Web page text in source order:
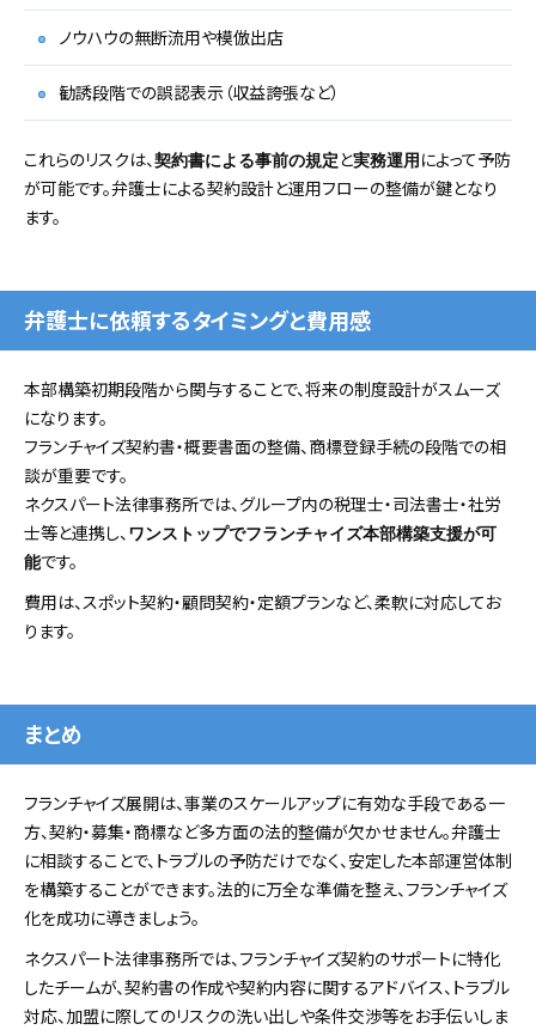
ノウハウの無断流用や模倣出店
勧誘段階での誤認表示（収益誇張など）
これらのリスクは、 契約書による事前の規定 と実務運用 によって予防
が可能です。弁護士による契約設計と運用フローの整備が鍵となり
ます。
弁護士に依頼するタイミングと費用感
本部構築初期段階から関与することで、将来の制度設計がスムーズ
になります。
フランチャイズ契約書・概要書面の整備、商標登録手続の段階での相
談が重要です。
ネクスパート法律事務所では、グループ内の税理士・司法書士・社労
士等と連携し、 ワンストップでフランチャイズ本部構築支援が可
能です。
費用は、スポット契約・顧問契約・定額プランなど、柔軟に対応してお
ります。
まとめ
フランチャイズ展開は、事業のスケールアップに有効な手段である一
方、契約・募集・商標など多方面の法的整備が欠かせません。弁護士
に相談することで、トラブルの予防だけでなく、安定した本部運営体制
を構築することができます。法的に万全な準備を整え、フランチャイズ
化を成功に導きましょう。
ネクスパート法律事務所では、フランチャイズ契約のサポートに特化
したチームが、契約書の作成や契約内容に関するアドバイス、トラブル
対応、加盟に際してのリスクの洗い出しや条件交渉等をお手伝いしま